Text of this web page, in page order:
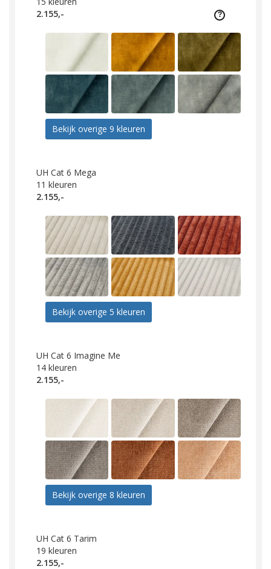
2.155,-
Bekijk overige 9 kleuren
UH Cat 6 Mega
11 kleuren
2.155,-
Bekijk overige 5 kleuren
UH Cat 6 Imagine Me
14 kleuren
2.155,-
Bekijk overige 8 kleuren
UH Cat 6 Tarim
19 kleuren
2.155,-